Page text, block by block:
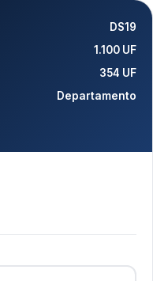
DS19
1.100 UF
354 UF
Departamento